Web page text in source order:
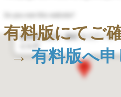
株式会社Geolocation Technology
〒411-0036
静岡県三島市一番町18-22アーサー
料版にてご
→有料版へ